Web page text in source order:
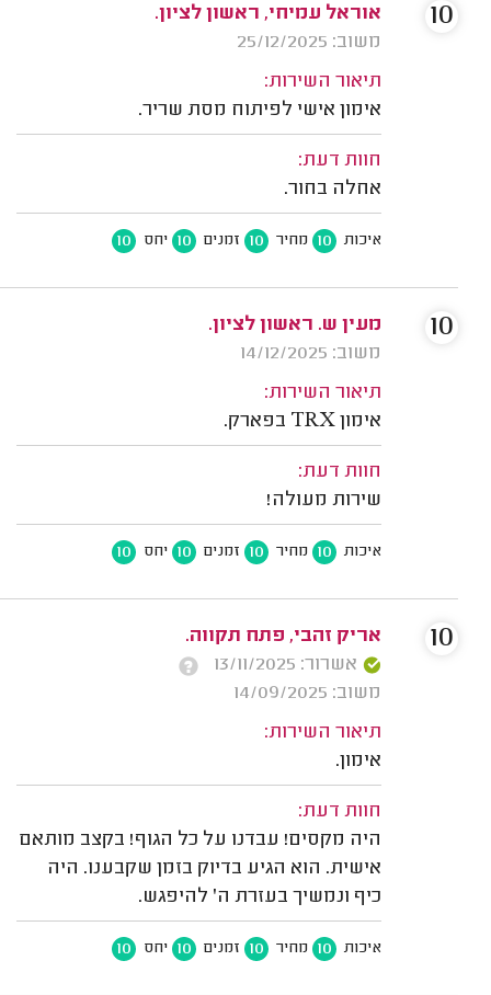
אוראל עמיחי, ראשון לציון.
משוב: 25/12/2025
תיאור השירות:
אימון אישי לפיתוח מסת שריר.
חוות דעת:
אחלה בחור.
איכות 10 מחיר 10 זמנים 10 יחס 10
10
מעין ש. ראשון לציון.
משוב: 14/12/2025
תיאור השירות:
אימון TRX בפארק.
חוות דעת:
שירות מעולה!
איכות 10 מחיר 10 זמנים 10 יחס 10
10
אריק זהבי, פתח תקווה.
אשרור: 13/11/2025
משוב: 14/09/2025
תיאור השירות:
אימון.
חוות דעת:
היה מקסים! עבדנו על כל הגוף! בקצב מותאם
אישית. הוא הגיע בדיוק בזמן שקבענו. היה
כיף ונמשיך בעזרת ה' להיפגש.
איכות 10 מחיר 10 זמנים 10 יחס 10
10